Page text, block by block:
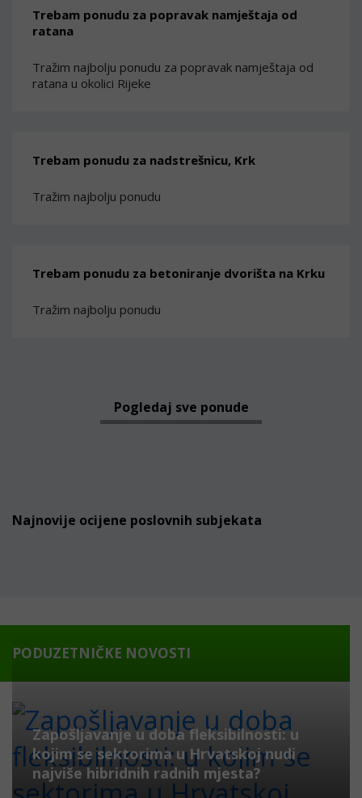
Trebam ponudu za popravak namještaja od
ratana
Tražim najbolju ponudu za popravak namještaja od
ratana u okolici Rijeke
Trebam ponudu za nadstrešnicu, Krk
Tražim najbolju ponudu
Trebam ponudu za betoniranje dvorišta na Krku
Tražim najbolju ponudu
Pogledaj sve ponude
Najnovije ocijene poslovnih subjekata
PODUZETNIČKE NOVOSTI
Zapošljavanje u doba fleksibilnosti: u
kojim se sektorima u Hrvatskoj nudi
najviše hibridnih radnih mjesta?